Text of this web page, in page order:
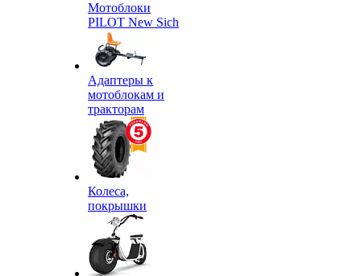
Мотоблоки
PILOT New Sich
Адаптеры к
мотоблокам и
тракторам
Колеса,
покрышки